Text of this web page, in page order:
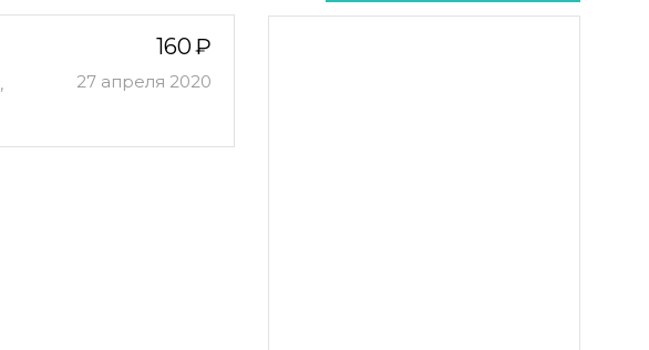
160
27 апреля 2020